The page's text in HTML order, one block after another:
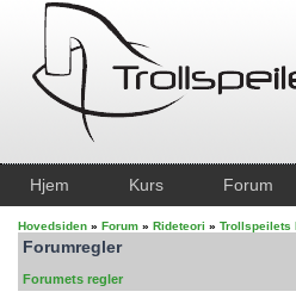
Hjem Kurs Forum
Hovedsiden » Forum » Rideteori » Trollspeilets
Forumregler
Forumets regler